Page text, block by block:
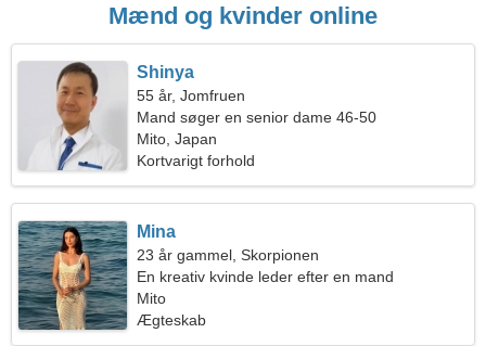
Mænd og kvinder online
Shinya
55 år, Jomfruen
Mand søger en senior dame 46-50
Mito, Japan
Kortvarigt forhold
Mina
23 år gammel, Skorpionen
En kreativ kvinde leder efter en mand
Mito
Ægteskab